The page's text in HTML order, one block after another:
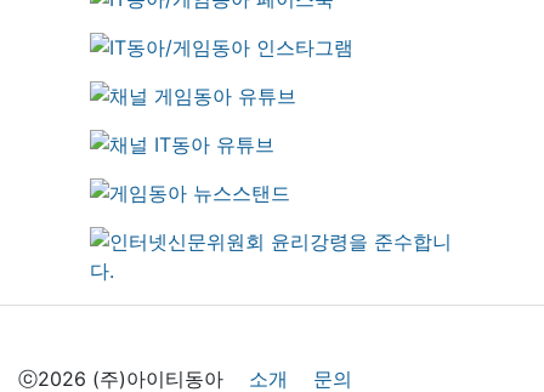
ⓒ2026 (주)아이티동아 소개
문의